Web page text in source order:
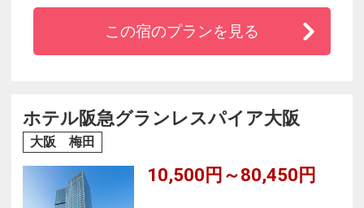
適です。
・「ご家庭の寛ぎと温かさ」をお約束。１２階
・大阪郷土料理の朝食バイキングをお楽しみく
ださい♪
この宿のプランを見る
ホテル阪急グランレスパイア大阪
大阪 梅田
10,500円～80,450円